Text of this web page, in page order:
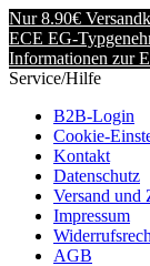
Nur 8.90€
ECE EG-
Informationen zur
Service/Hilfe
B2B-Login
Cookie-
Kontakt
Datenschutz
Versand und
Impressum
AGB